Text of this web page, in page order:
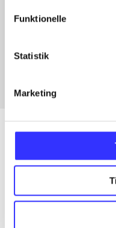
Funktionelle
Statistik
Marketing
Artikler
Alle registrerede